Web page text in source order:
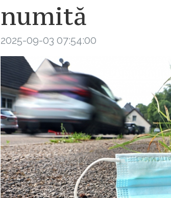
numită
2025-09-03 07:54:00